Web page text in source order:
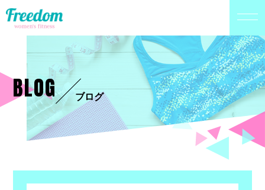
BLOG ブログ